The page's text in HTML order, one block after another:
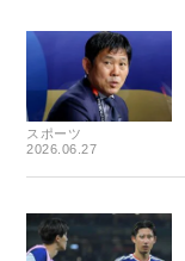
スポーツ
2026.06.27